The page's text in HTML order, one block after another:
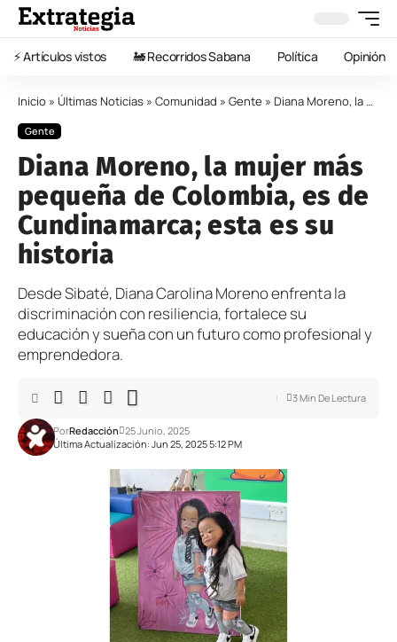
⚡️ Artículos vistos 🚂 Recorridos Sabana Política Opinión
Inicio » Últimas Noticias » Comunidad » Gente » Diana Moreno, la mujer más pequeña de Colombia, es de Cundinamarca; esta es su historia
Gente
Diana Moreno, la mujer más
pequeña de Colombia, es de
Cundinamarca; esta es su
historia
Desde Sibaté, Diana Carolina Moreno enfrenta la
discriminación con resiliencia, fortalece su
educación y sueña con un futuro como profesional y
emprendedora.
Última Actualización: Jun 25, 2025 5:12 PM
PorRedacción 25 Junio, 2025
3 Min De Lectura